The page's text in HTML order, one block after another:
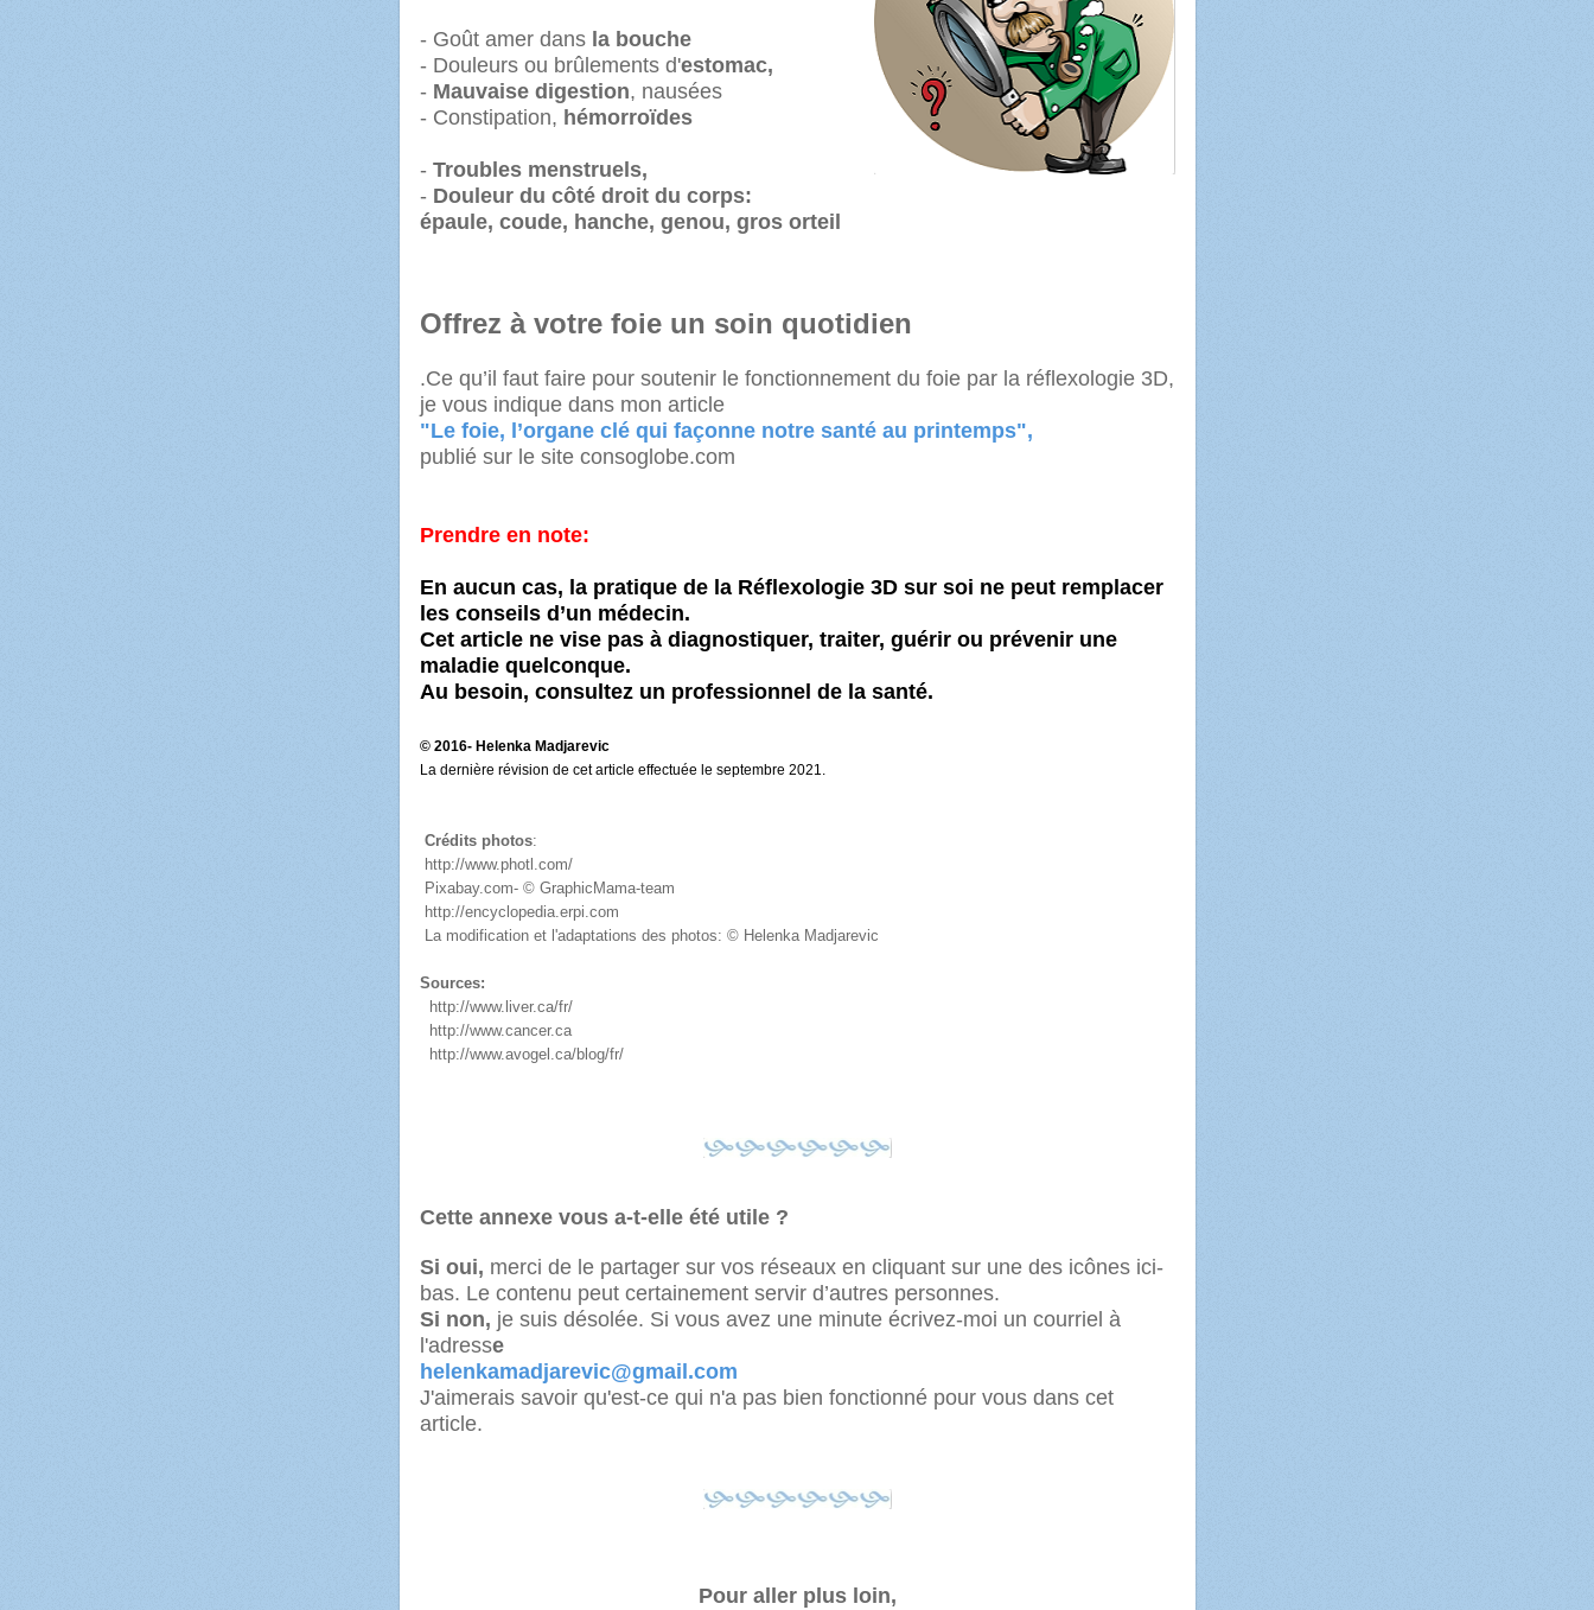
- Goût amer dans la bouche
- Douleurs ou brûlements d'estomac,
- Mauvaise digestion, nausées
- Constipation, hémorroïdes
- Troubles menstruels,
- Douleur du côté droit du corps:
épaule, coude, hanche, genou, gros orteil
Offrez à votre foie un soin quotidien
.Ce qu’il faut faire pour soutenir le fonctionnement du foie par la réflexologie 3D,
je vous indique dans mon article
"Le foie, l’organe clé qui façonne notre santé au printemps",
publié sur le site consoglobe.com
Prendre en note:
En aucun cas, la pratique de la Réflexologie 3D sur soi ne peut remplacer
les conseils d’un médecin.
Cet article ne vise pas à diagnostiquer, traiter, guérir ou prévenir une
maladie quelconque.
Au besoin, consultez un professionnel de la santé.
© 2016- Helenka Madjarevic
La dernière révision de cet article effectuée le septembre 2021.
Crédits photos:
http://www.photl.com/
Pixabay.com- © GraphicMama-team
http://encyclopedia.erpi.com
La modification et l'adaptations des photos: © Helenka Madjarevic
Sources:
http://www.liver.ca/fr/
http://www.cancer.ca
http://www.avogel.ca/blog/fr/
Cette annexe vous a-t-elle été utile ?
Si oui, merci de le partager sur vos réseaux en cliquant sur une des icônes ici-
bas. Le contenu peut certainement servir d’autres personnes.
Si non, je suis désolée. Si vous avez une minute écrivez-moi un courriel à
l'adresse
helenkamadjarevic@gmail.com
J'aimerais savoir qu'est-ce qui n'a pas bien fonctionné pour vous dans cet
article.
Pour aller plus loin,